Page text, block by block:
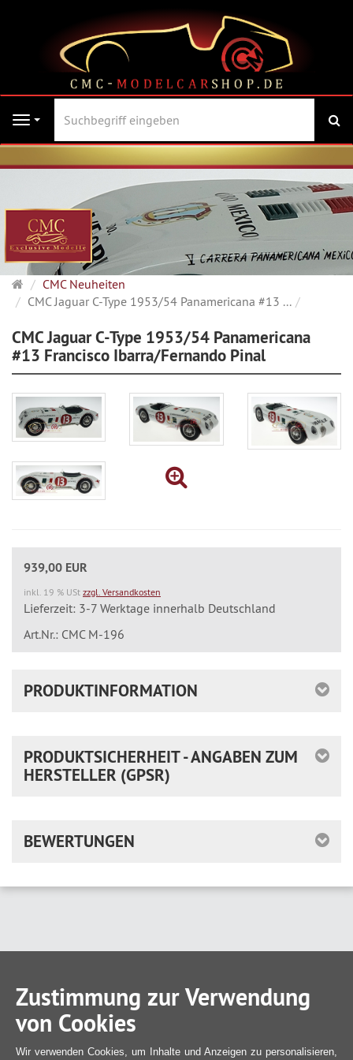
Navigation
Startseite
CMC Neuheiten
CMC Jaguar C-Type 1953/54 Panamericana #13 ...
CMC Jaguar C-Type 1953/54 Panamericana
#13 Francisco Ibarra/Fernando Pinal
939,00 EUR
inkl. 19 % USt zzgl. Versandkosten
Lieferzeit: 3-7 Werktage innerhalb Deutschland
Art.Nr.: CMC M-196
PRODUKTINFORMATION
PRODUKTSICHERHEIT - ANGABEN ZUM
HERSTELLER (GPSR)
BEWERTUNGEN
Zustimmung zur Verwendung
von Cookies
Wir verwenden Cookies, um Inhalte und Anzeigen zu personalisieren,